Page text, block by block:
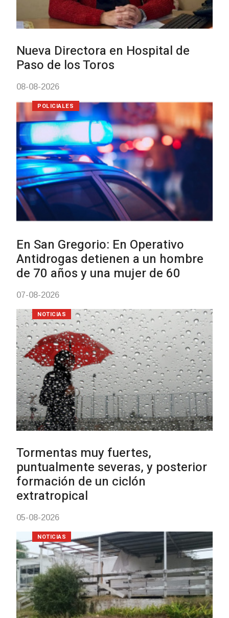
Investigación de policías de
Tacuarembó permitió recuperar
Brasil una camioneta hurtada en
Villa Ansina
04-08-2026
Facultad de Artes llega a Durazno
con dos cursos de formación
03-08-2026
NOTICIAS
Clases de Muai Thai en Complejo
Charrúa
03-08-2026
NOTICIAS